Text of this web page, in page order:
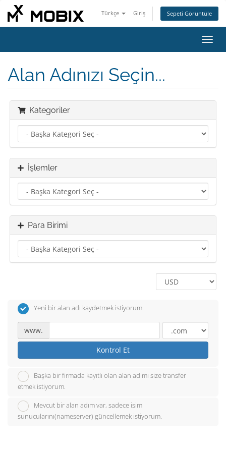
Türkçe Giriş Sepeti Görüntüle
Alan Adınızı Seçin...
Kategoriler
İşlemler
Para Birimi
Yeni bir alan adı kaydetmek istiyorum.
www.
Kontrol Et
Başka bir firmada kayıtlı olan alan adımı size transfer
etmek istiyorum.
Mevcut bir alan adım var, sadece isim
sunucularını(nameserver) güncellemek istiyorum.